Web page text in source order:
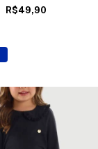
R$49,90